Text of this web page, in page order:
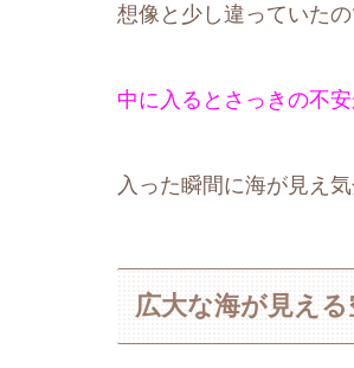
想像と少し違っていた
中に入るとさっきの不
入った瞬間に海が見え
広大な海が見える